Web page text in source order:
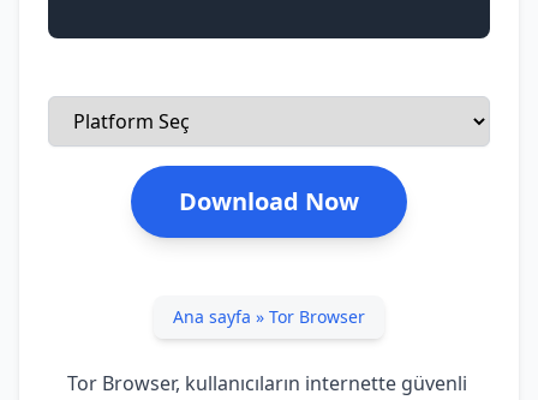
Download Now
Ana sayfa » Tor Browser
Tor Browser, kullanıcıların internette güvenli